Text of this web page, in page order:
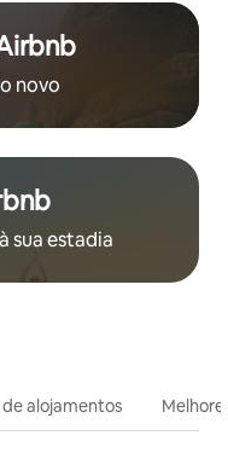
novo
sua estadia
alojamentos